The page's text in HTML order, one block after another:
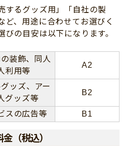
するグッズ用」「自社の製
ど、用途に合わせてお選びく
の目安は以下になります。
装飾、同人
利用等
A2
ッズ、アー
グッズ等
B2
スの広告等 B1
（税込）